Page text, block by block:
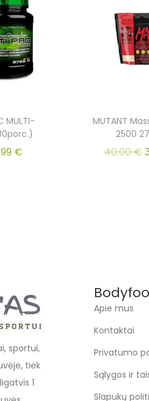
MULTI-
€
MUTANT
2500
40.00€
sportui,
tiek
1
Apie mus
Kontaktai
Privatumo
Sąlygos ir
Slapukų